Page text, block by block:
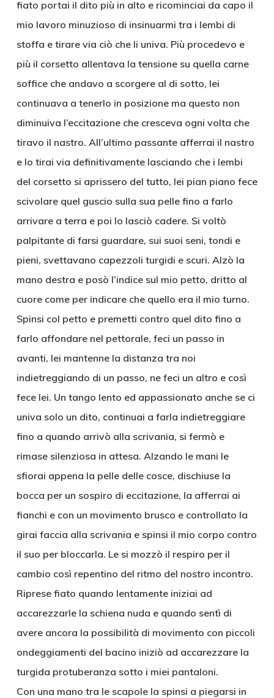
fiato portai il dito più in alto e ricominciai da capo il
mio lavoro minuzioso di insinuarmi tra i lembi di
stoffa e tirare via ciò che li univa. Più procedevo e
più il corsetto allentava la tensione su quella carne
soffice che andavo a scorgere al di sotto, lei
continuava a tenerlo in posizione ma questo non
diminuiva l’eccitazione che cresceva ogni volta che
tiravo il nastro. All’ultimo passante afferrai il nastro
e lo tirai via definitivamente lasciando che i lembi
del corsetto si aprissero del tutto, lei pian piano fece
scivolare quel guscio sulla sua pelle fino a farlo
arrivare a terra e poi lo lasciò cadere. Si voltò
palpitante di farsi guardare, sui suoi seni, tondi e
pieni, svettavano capezzoli turgidi e scuri. Alzò la
mano destra e posò l’indice sul mio petto, dritto al
cuore come per indicare che quello era il mio turno.
Spinsi col petto e premetti contro quel dito fino a
farlo affondare nel pettorale, feci un passo in
avanti, lei mantenne la distanza tra noi
indietreggiando di un passo, ne feci un altro e così
fece lei. Un tango lento ed appassionato anche se ci
univa solo un dito, continuai a farla indietreggiare
fino a quando arrivò alla scrivania, si fermò e
rimase silenziosa in attesa. Alzando le mani le
sfiorai appena la pelle delle cosce, dischiuse la
bocca per un sospiro di eccitazione, la afferrai ai
fianchi e con un movimento brusco e controllato la
girai faccia alla scrivania e spinsi il mio corpo contro
il suo per bloccarla. Le si mozzò il respiro per il
cambio così repentino del ritmo del nostro incontro.
Riprese fiato quando lentamente iniziai ad
accarezzarle la schiena nuda e quando sentì di
avere ancora la possibilità di movimento con piccoli
ondeggiamenti del bacino iniziò ad accarezzare la
turgida protuberanza sotto i miei pantaloni.
Con una mano tra le scapole la spinsi a piegarsi in